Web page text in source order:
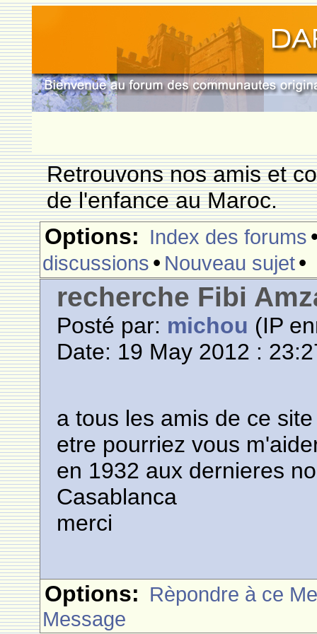
Retrouvons nos amis et
de l'enfance au Maroc.
Options: Index des forums
discussions • Nouveau sujet•
recherche Fibi
Posté par: michou (IP
Date: 19 May 2012 :
a tous les amis de ce
etre pourriez vous
en 1932 aux dernieres
Casablanca
merci
Options: Rèpondre à ce
Message